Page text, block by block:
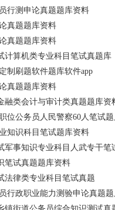
行测申论真题题库资料
真题题库资料
真题题库资料
计算机类专业科目笔试真题库
制刷题软件题库软件app
真题题库资料
融类会计与审计类真题题库资
位公务员人民警察60人笔试
知识科目笔试题库资料
军事知识专业科目人武专干笔
笔试真题题库资料
法律类专业科目笔试真题
行政职业能力测验申论真题